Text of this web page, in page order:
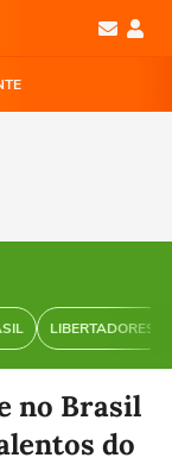
LIBERTADORES
no Brasil
do